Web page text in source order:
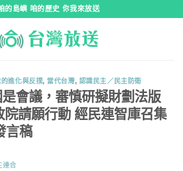
的島嶼 咱的歷史 你我來放送
的進化與反撲, 當代台灣, 認識民主／民主防衛
是會議，審慎研擬財劃法版
院請願行動 經民連智庫召集
言稿
連合